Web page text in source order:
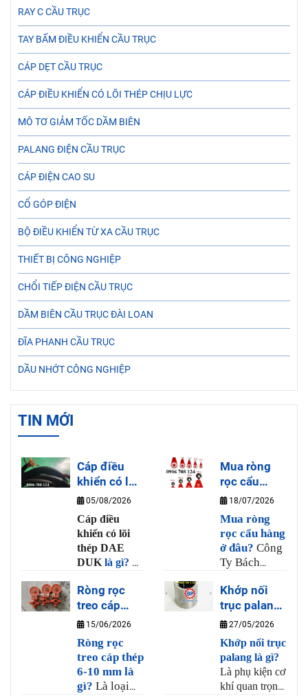
RAY C CẦU TRỤC
TAY BẤM ĐIỀU KHIỂN CẦU TRỤC
CÁP DẸT CẦU TRỤC
CÁP ĐIỀU KHIỂN CÓ LÕI THÉP CHỊU LỰC
MÔ TƠ GIẢM TỐC DẦM BIÊN
PALANG ĐIỆN CẦU TRỤC
CÁP ĐIỆN CAO SU
CỔ GÓP ĐIỆN
BỘ ĐIỀU KHIỂN TỪ XA CẦU TRỤC
THIẾT BỊ CÔNG NGHIỆP
CHỔI TIẾP ĐIỆN CẦU TRỤC
DẦM BIÊN CẦU TRỤC ĐÀI LOAN
ĐĨA PHANH CẦU TRỤC
DẦU NHỚT CÔNG NGHIỆP
TIN MỚI
Cáp điều
khiển có lõi
thép DAE
DUK là gì?
05/08/2026
Cáp điều
khiển có lõi
thép DAE
DUK là gì? Là
điều khiển cho
tay bấm cầu
trục có nhiều
sợi thép chịu
lực có khả
năng uốn dẻo
và chịu lực,
Mua ròng
rọc cẩu
hàng ở đâu?
18/07/2026
Mua ròng
rọc cẩu hàng
ở đâu? Công
Ty Bách
nơi bán ròng
rọc cẩu hàng
uy tín và chất
Bách Phương
có bán sẳn
ròng rọc từ
20kg đến 3
Ròng rọc
treo cáp
thép 6-10
mm là gì?
15/06/2026
Ròng rọc
treo cáp thép
6-10 mm là
gì? Là loại
Khớp nối
trục palang
là gì?
27/05/2026
Khớp nối trục
palang là gì?
Là phụ kiện cơ
khí quan trọng